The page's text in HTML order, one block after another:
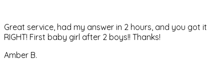
Great service, had my answer in 2 hours, and you got it
RIGHT! First baby girl after 2 boys!! Thanks!
Amber B.